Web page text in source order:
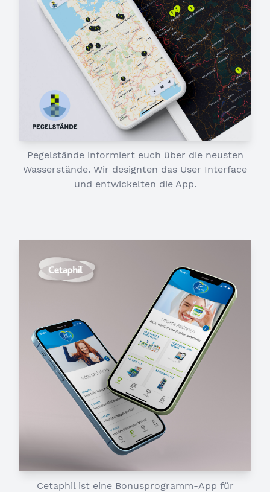
Pegelstände informiert euch über die neusten
Wasserstände. Wir designten das User Interface
und entwickelten die App.
Cetaphil ist eine Bonusprogramm-App für